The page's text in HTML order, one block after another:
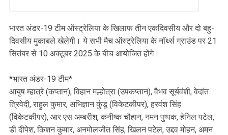
भारत अंडर-19 टीम ऑस्ट्रेलिया के खिलाफ तीन एकदिवसीय और दो बहु-
दिवसीय मुकाबले खेलेगी। ये सभी मैच ऑस्ट्रेलिया के नॉर्थ्स ग्राउंड पर 21
सितंबर से 10 अक्टूबर 2025 के बीच आयोजित होंगे।
*भारत अंडर-19 टीम*
आयुष म्हात्रे (कप्तान), विहान मल्होत्रा (उपकप्तान), वैभव सूर्यवंशी, वेदांत
त्रिवेदी, राहुल कुमार, अभिज्ञान कुंडू (विकेटकीपर), हरवंश सिंह
(विकेटकीपर), आर एस अम्बरीश, कनीष्क चौहान, नमन पुष्पक, हेनिल पटेल,
डी दीपेश, किशन कुमार, अनमोलजीत सिंह, खिलन पटेल, उद्दव मोहन, अमन